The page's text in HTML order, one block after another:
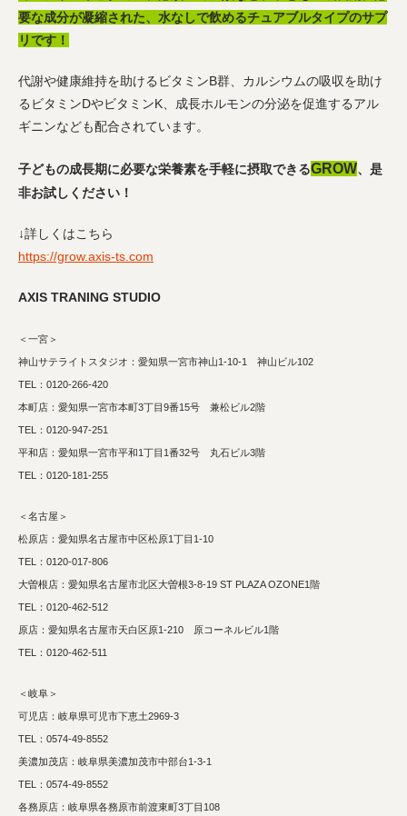
要な成分が凝縮された、水なしで飲めるチュアブルタイプのサプ
リです！
代謝や健康維持を助けるビタミンB群、カルシウムの吸収を助け
るビタミンDやビタミンK、成長ホルモンの分泌を促進するアル
ギニンなども配合されています。
子どもの成長期に必要な栄養素を手軽に摂取できるGROW、是
非お試しください！
↓詳しくはこちら
https://grow.axis-ts.com
AXIS TRANING STUDIO
＜一宮＞
神山サテライトスタジオ：愛知県一宮市神山1-10-1 神山ビル102
TEL：0120-266-420
本町店：愛知県一宮市本町3丁目9番15号 兼松ビル2階
TEL：0120-947-251
平和店：愛知県一宮市平和1丁目1番32号 丸石ビル3階
TEL：0120-181-255
＜名古屋＞
松原店：愛知県名古屋市中区松原1丁目1-10
TEL：0120-017-806
大曽根店：愛知県名古屋市北区大曽根3-8-19 ST PLAZA OZONE1階
TEL：0120-462-512
原店：愛知県名古屋市天白区原1-210 原コーネルビル1階
TEL：0120-462-511
＜岐阜＞
可児店：岐阜県可児市下恵土2969-3
TEL：0574-49-8552
美濃加茂店：岐阜県美濃加茂市中部台1-3-1
TEL：0574-49-8552
各務原店：岐阜県各務原市前渡東町3丁目108